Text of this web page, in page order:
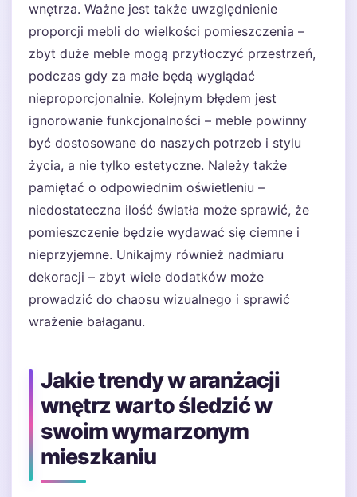
wnętrza. Ważne jest także uwzględnienie
proporcji mebli do wielkości pomieszczenia –
zbyt duże meble mogą przytłoczyć przestrzeń,
podczas gdy za małe będą wyglądać
nieproporcjonalnie. Kolejnym błędem jest
ignorowanie funkcjonalności – meble powinny
być dostosowane do naszych potrzeb i stylu
życia, a nie tylko estetyczne. Należy także
pamiętać o odpowiednim oświetleniu –
niedostateczna ilość światła może sprawić, że
pomieszczenie będzie wydawać się ciemne i
nieprzyjemne. Unikajmy również nadmiaru
dekoracji – zbyt wiele dodatków może
prowadzić do chaosu wizualnego i sprawić
wrażenie bałaganu.
Jakie trendy w aranżacji
wnętrz warto śledzić w
swoim wymarzonym
mieszkaniu